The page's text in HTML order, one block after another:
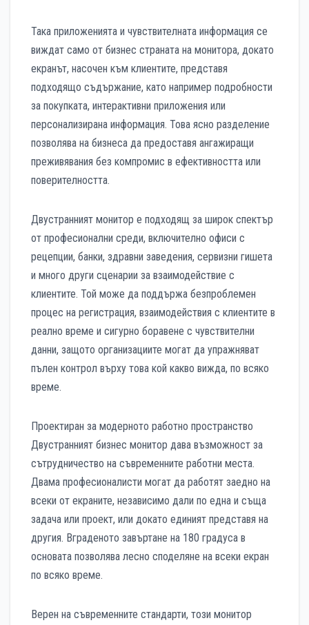
Така приложенията и чувствителната информация се
виждат само от бизнес страната на монитора, докато
екранът, насочен към клиентите, представя
подходящо съдържание, като например подробности
за покупката, интерактивни приложения или
персонализирана информация. Това ясно разделение
позволява на бизнеса да предоставя ангажиращи
преживявания без компромис в ефективността или
поверителността.
Двустранният монитор е подходящ за широк спектър
от професионални среди, включително офиси с
рецепции, банки, здравни заведения, сервизни гишета
и много други сценарии за взаимодействие с
клиентите. Той може да поддържа безпроблемен
процес на регистрация, взаимодействия с клиентите в
реално време и сигурно боравене с чувствителни
данни, защото организациите могат да упражняват
пълен контрол върху това кой какво вижда, по всяко
време.
Проектиран за модерното работно пространство
Двустранният бизнес монитор дава възможност за
сътрудничество на съвременните работни места.
Двама професионалисти могат да работят заедно на
всеки от екраните, независимо дали по една и съща
задача или проект, или докато единият представя на
другия. Вграденото завъртане на 180 градуса в
основата позволява лесно споделяне на всеки екран
по всяко време.
Верен на съвременните стандарти, този монитор